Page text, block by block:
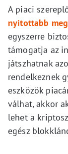
A piaci
nyitottabb
egyszerre
támogatja az
játszhatnak
rendelkeznek
eszközök
válhat, akkor
lehet a
egész